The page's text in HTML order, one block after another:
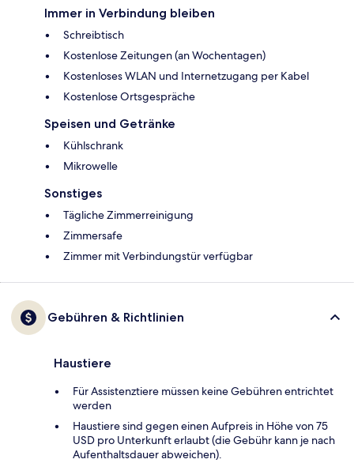
Immer in Verbindung bleiben
Schreibtisch
Kostenlose Zeitungen (an Wochentagen)
Kostenloses WLAN und Internetzugang per Kabel
Kostenlose Ortsgespräche
Speisen und Getränke
Kühlschrank
Mikrowelle
Sonstiges
Tägliche Zimmerreinigung
Zimmersafe
Zimmer mit Verbindungstür verfügbar
Gebühren & Richtlinien
Haustiere
Für Assistenztiere müssen keine Gebühren entrichtet
werden
Haustiere sind gegen einen Aufpreis in Höhe von 75
USD pro Unterkunft erlaubt (die Gebühr kann je nach
Aufenthaltsdauer abweichen).